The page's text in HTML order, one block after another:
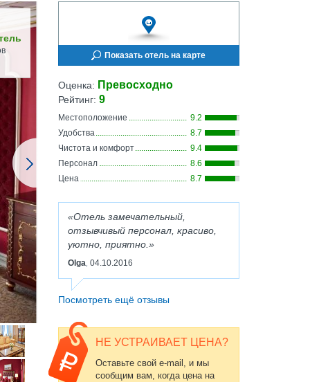
Показать отель на карте
Оценка: Превосходно
Рейтинг: 9
Местоположение
9.2
Удобства
8.7
Чистота и комфорт
9.4
Персонал
8.6
Цена
8.7
Отель замечательный,
отзывчивый персонал, красиво,
уютно, приятно.
Olga 04.10.2016
Посмотреть ещё отзывы
НЕ УСТРАИВАЕТ ЦЕНА?
Оставьте свой e-mail, и мы
сообщим вам, когда цена на